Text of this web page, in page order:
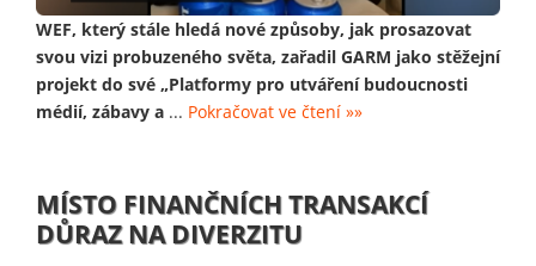
WEF, který stále hledá nové způsoby, jak prosazovat
svou vizi probuzeného světa, zařadil GARM jako stěžejní
projekt do své „Platformy pro utváření budoucnosti
médií, zábavy a ... Pokračovat ve čtení »»
MÍSTO FINANČNÍCH TRANSAKCÍ
DŮRAZ NA DIVERZITU